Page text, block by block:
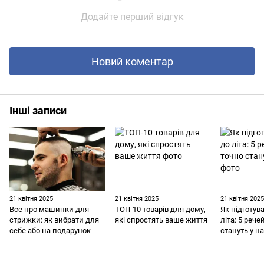
Додайте перший відгук
Новий коментар
Інші записи
21 квітня 2025
Все про машинки для
стрижки: як вибрати для
себе або на подарунок
21 квітня 2025
ТОП-10 товарів для дому,
які спростять ваше життя
21 квітня 2025
Як
літа: 5
стануть у